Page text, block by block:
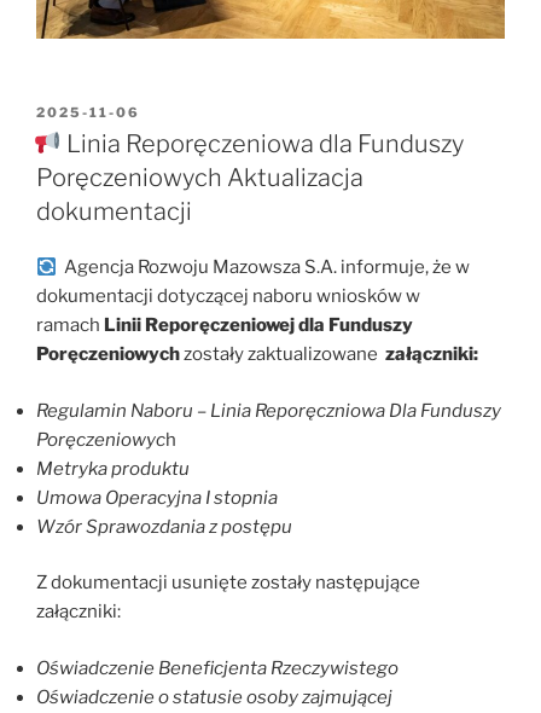
OPUBLIKOWANE
W
2025-11-06
Linia Reporęczeniowa dla Funduszy
Poręczeniowych Aktualizacja
dokumentacji
Agencja Rozwoju Mazowsza S.A. informuje, że w
dokumentacji dotyczącej naboru wniosków w
ramach Linii Reporęczeniowej dla Funduszy
Poręczeniowychzostały zaktualizowane załączniki:
Regulamin Naboru – Linia Reporęczniowa Dla Funduszy
Poręczeniowych
Metryka produktu
Umowa Operacyjna I stopnia
Wzór Sprawozdania z postępu
Z dokumentacji usunięte zostały następujące
załączniki:
Oświadczenie Beneficjenta Rzeczywistego
Oświadczenie o statusie osoby zajmującej